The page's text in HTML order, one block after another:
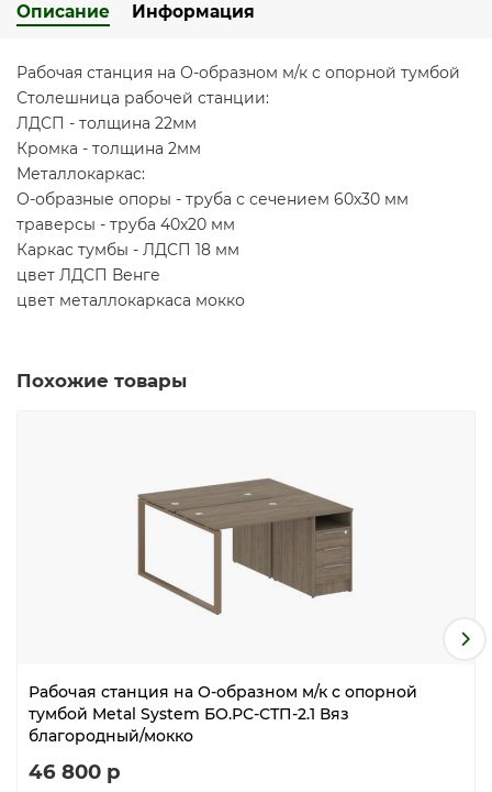
Описание Информация
Рабочая станция на О-образном м/к с опорной тумбой
Столешница рабочей станции:
ЛДСП - толщина 22мм
Кромка - толщина 2мм
Металлокаркас:
О-образные опоры - труба с сечением 60х30 мм
траверсы - труба 40х20 мм
Каркас тумбы - ЛДСП 18 мм
цвет ЛДСП Венге
цвет металлокаркаса мокко
Похожие товары
Рабочая станция на О-образном м/к с опорной
тумбой Metal System БО.РС-СТП-2.1 Вяз
благородный/мокко
46 800 р